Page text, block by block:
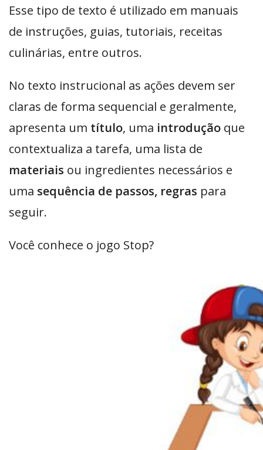
Esse tipo de texto é utilizado em manuais
de instruções, guias, tutoriais, receitas
culinárias, entre outros.
No texto instrucional as ações devem ser
claras de forma sequencial e geralmente,
apresenta um título, uma introdução que
contextualiza a tarefa, uma lista de
materiais ou ingredientes necessários e
uma sequência de passos, regras para
seguir.
Você conhece o jogo Stop?